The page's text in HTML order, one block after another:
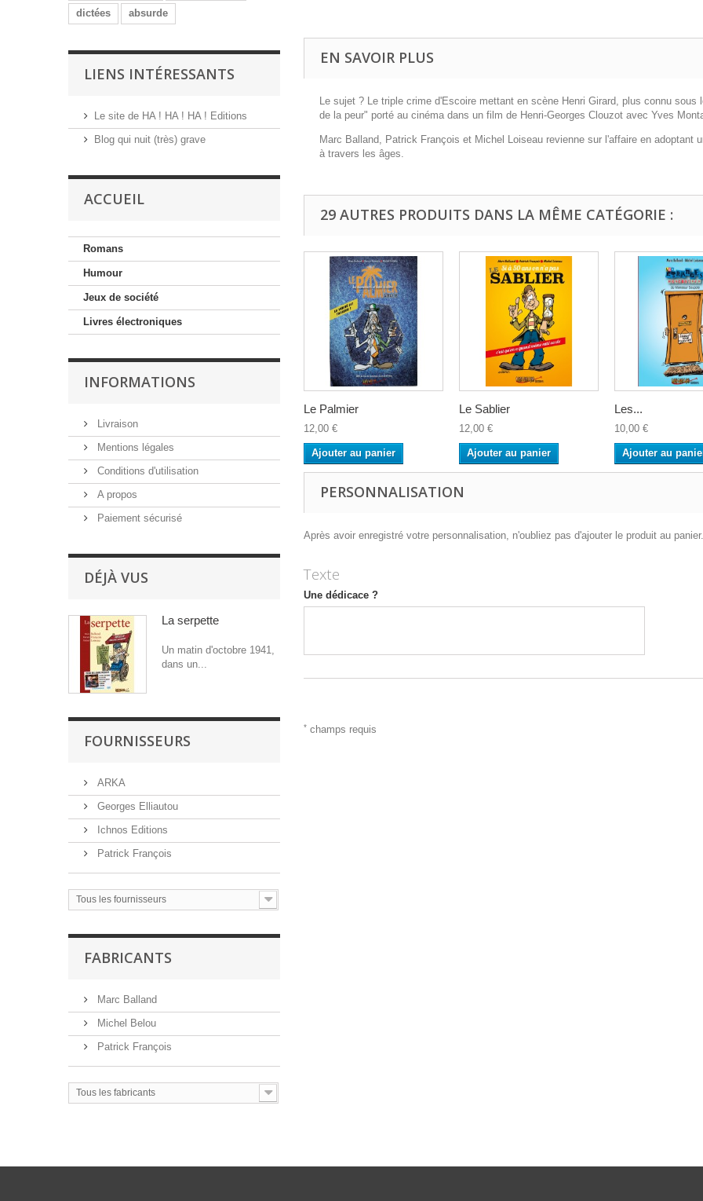
dictées
absurde
LIENS INTÉRESSANTS
Le site de HA ! HA ! HA ! Editions
Blog qui nuit (très) grave
ACCUEIL
Romans
Humour
Jeux de société
Livres électroniques
INFORMATIONS
Livraison
Mentions légales
Conditions d'utilisation
A propos
Paiement sécurisé
DÉJÀ VUS
La serpette
Un matin d'octobre 1941,
dans un...
FOURNISSEURS
ARKA
Georges Elliautou
Ichnos Editions
Patrick François
Tous les fournisseurs
FABRICANTS
Marc Balland
Michel Belou
Patrick François
Tous les fabricants
EN SAVOIR PLUS
Le sujet ? Le triple crime d'Escoire mettant en scène Henri Girard, plus connu
de la peur" porté au cinéma dans un film de Henri-Georges Clouzot avec Yves
Marc Balland, Patrick François et Michel Loiseau revienne sur l'affaire en adoptant
à travers les âges.
29 AUTRES PRODUITS DANS LA MÊME CATÉGORIE :
Le Palmier
12,00 €
Ajouter au panier
Le Sablier
12,00 €
Ajouter au panier
Les...
10,00 €
Ajouter au
PERSONNALISATION
Après avoir enregistré votre personnalisation, n'oubliez pas d'ajouter le produit au panier.
Texte
Une dédicace ?
* champs requis